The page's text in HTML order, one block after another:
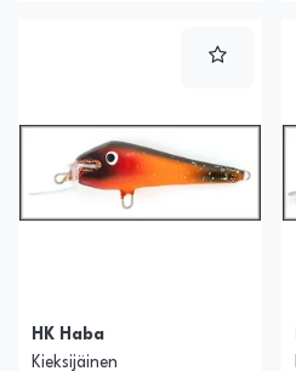
HK Haba
Kieksijäinen